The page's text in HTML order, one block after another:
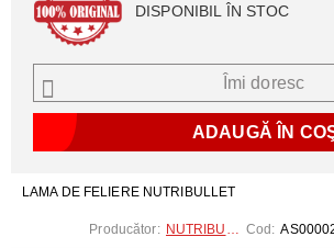
LAMA DE FELIERE NUTRIBULLET
Producător: NUTRIBULLET Cod:
DISPONIBIL ÎN STOC
Îmi doresc